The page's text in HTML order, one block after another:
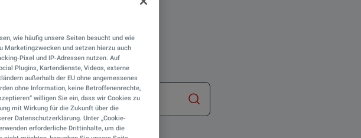
von
Suche starten
wie häufig unsere Seiten besucht und wie
Marketingzwecken und setzen hierzu auch
Pixel und IP-Adressen nutzen. Auf
Plugins, Kartendienste, Videos, externe
außerhalb der EU ohne angemessenes
ohne Information, keine Betroffenenrechte,
willigen Sie ein, dass wir Cookies zu
mit Wirkung für die Zukunft über die
Datenschutzerklärung. Unter „Cookie-
erforderliche Drittinhalte, um die